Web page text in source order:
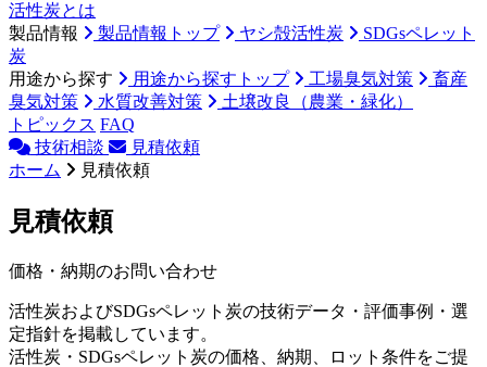
活性炭とは
製品情報
製品情報トップ ヤシ殻活性炭
SDGsペレット
炭
用途から探す
用途から探すトップ 工場臭気対策
畜産
臭気対策
水質改善対策
土壌改良（農業・緑化）
トピックス FAQ
技術相談
見積依頼
ホーム
見積依頼
見積依頼
価格・納期のお問い合わせ
活性炭およびSDGsペレット炭の技術データ・評価事例・選
定指針を掲載しています。
活性炭・SDGsペレット炭の価格、納期、ロット条件をご提